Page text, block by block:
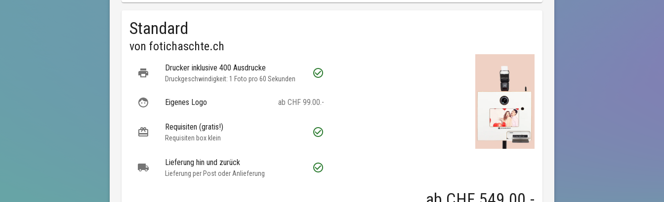
Standard
von fotichaschte.ch
Drucker inklusive 400 Ausdrucke
Druckgeschwindigkeit: 1 Foto pro 60 Sekunden
Eigenes Logo ab CHF 99.00.-
Requisiten (gratis!)
Requisiten box klein
Lieferung hin und zurück
Lieferung per Post oder Anlieferung